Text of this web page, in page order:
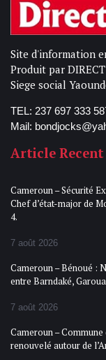
Site d'information
Produit par
Siege social
TEL: 237 697 333
Mail:
Article Recent
Cameroun – Sécurité
Chef d’état-major de
4.
7 août 2026
Cameroun – Bénoué :
entre Barndaké,
7 août 2026
Cameroun –
renouvelé autour de